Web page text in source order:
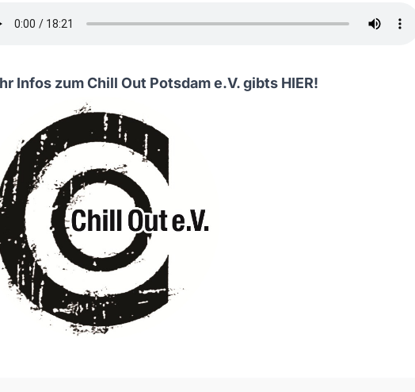
Infos zum Chill Out Potsdam e.V. gibts HIER!